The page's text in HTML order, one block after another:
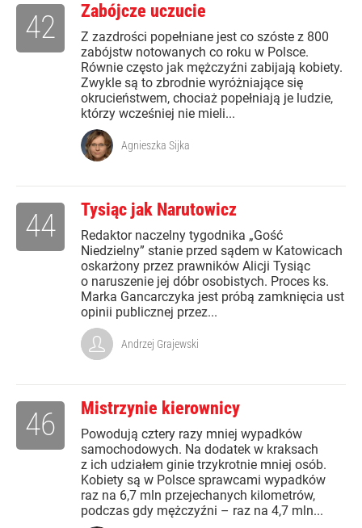
Zabójcze uczucie
Z zazdrości popełniane jest co szóste z 800
zabójstw notowanych co roku w Polsce.
Równie często jak mężczyźni zabijają kobiety.
Zwykle są to zbrodnie wyróżniające się
okrucieństwem, chociaż popełniają je ludzie,
którzy wcześniej nie mieli...
42
Agnieszka Sijka
Tysiąc jak Narutowicz
Redaktor naczelny tygodnika „Gość
Niedzielny” stanie przed sądem w Katowicach
oskarżony przez prawników Alicji Tysiąc
o naruszenie jej dóbr osobistych. Proces ks.
Marka Gancarczyka jest próbą zamknięcia ust
opinii publicznej przez...
44
Andrzej Grajewski
Mistrzynie kierownicy
Powodują cztery razy mniej wypadków
samochodowych. Na dodatek w kraksach
z ich udziałem ginie trzykrotnie mniej osób.
Kobiety są w Polsce sprawcami wypadków
raz na 6,7 mln przejechanych kilometrów,
podczas gdy mężczyźni – raz na 4,7 mln...
46